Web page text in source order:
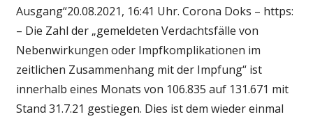
Ausgang“20.08.2021, 16:41 Uhr. Corona Doks – https:
– Die Zahl der „gemeldeten Verdachtsfälle von
Nebenwirkungen oder Impfkomplikationen im
zeitlichen Zusammenhang mit der Impfung“ ist
innerhalb eines Monats von 106.835 auf 131.671 mit
Stand 31.7.21 gestiegen. Dies ist dem wieder einmal